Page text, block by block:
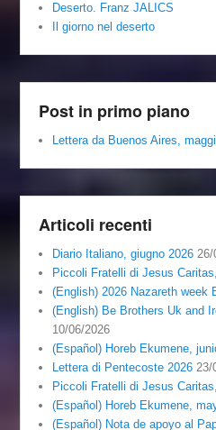
Deserto. Franz JALICS
Il giorno nel deserto
Post in primo piano
Lettera da Buenos Aires,
Articoli recenti
Diario Italiano, giugno 2026 26/
Piccoli Fratelli di Jesus
(English) 2026 Nazareth week
(English) Be Brothers Uk and
10/06/2026
(Español) Horeb Ekumene,
Lettera di Pentecoste 2026 23/
Piccoli Fratelli di Jesus
(Español) Horeb Ekumene,
(Español) Nota de apoyo al